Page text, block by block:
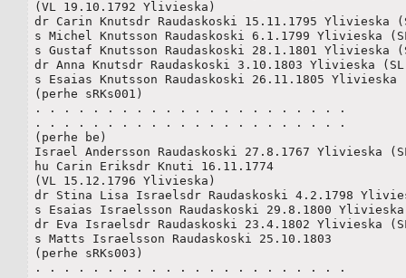
(VL 19.10.1792 Ylivieska)
dr Carin Knutsdr Raudaskoski 15.11.1795 Ylivieska
s Michel Knutsson Raudaskoski 6.1.1799 Ylivieska
s Gustaf Knutsson Raudaskoski 28.1.1801 Ylivieska
dr Anna Knutsdr Raudaskoski 3.10.1803 Ylivieska
s Esaias Knutsson Raudaskoski 26.11.1805 Ylivieska
(perhe sRKs001)
. . . . . . . . . . . . . . . . . . . . . .
. . . . . . . . . . . . . . . . . . . . . .
(perhe be)
Israel Andersson Raudaskoski 27.8.1767 Ylivieska
hu Carin Eriksdr Knuti 16.11.1774
(VL 15.12.1796 Ylivieska)
dr Stina Lisa Israelsdr Raudaskoski 4.2.1798
s Esaias Israelsson Raudaskoski 29.8.1800
dr Eva Israelsdr Raudaskoski 23.4.1802 Ylivieska
s Matts Israelsson Raudaskoski 25.10.1803
(perhe sRKs003)
. . . . . . . . . . . . . . . . . . . . . .